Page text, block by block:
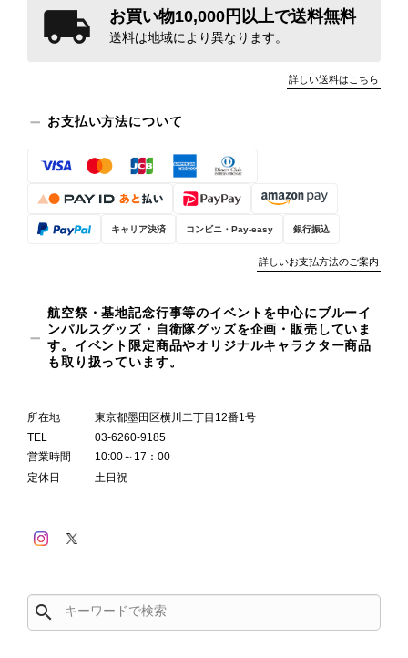
お買い物10,000円以上で送料無料
送料は地域により異なります。
詳しい送料はこちら
お支払い方法について
キャリア決済 コンビニ・Pay-easy 銀行振込
詳しいお支払方法のご案内
航空祭・基地記念行事等のイベントを中心にブルーイ
ンパルスグッズ・自衛隊グッズを企画・販売していま
す。イベント限定商品やオリジナルキャラクター商品
も取り扱っています。
所在地
東京都墨田区横川二丁目12番1号
TEL
03-6260-9185
営業時間
10:00～17：00
定休日
土日祝
search